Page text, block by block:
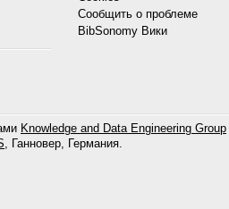
Сообщить о проблеме
BibSonomy Вики
Knowledge and Data Engineering Group
, Ганновер, Германия.